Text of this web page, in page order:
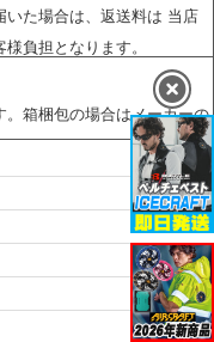
た場合は、返送料は 当店
負担となります。
箱梱包の場合はメーカーの